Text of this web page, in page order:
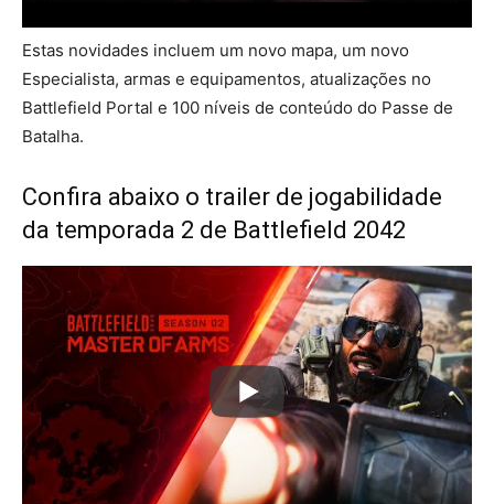
Estas novidades incluem um novo mapa, um novo
Especialista, armas e equipamentos, atualizações no
Battlefield Portal e 100 níveis de conteúdo do Passe de
Batalha.
Confira abaixo o trailer de jogabilidade
da temporada 2 de Battlefield 2042